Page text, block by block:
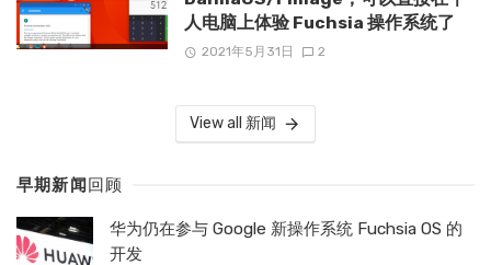
人电脑上体验 Fuchsia 操作系统了
2021年5月31日 2
View all 新闻
早期新闻回顾
华为仍在参与 Google 新操作系统 Fuchsia OS 的
开发